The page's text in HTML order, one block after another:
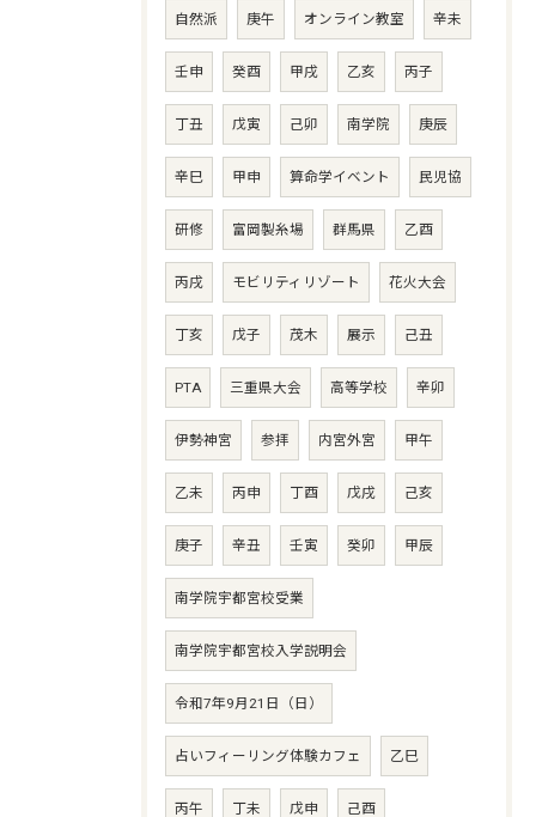
自然派 庚午 オンライン教室 辛未
壬申 癸酉 甲戌 乙亥 丙子
丁丑 戊寅 己卯 南学院 庚辰
辛巳 甲申 算命学イベント 民児協
研修 富岡製糸場 群馬県 乙酉
丙戌 モビリティリゾート 花火大会
丁亥 戊子 茂木 展示 己丑
PTA 三重県大会 高等学校 辛卯
伊勢神宮 参拝 内宮外宮 甲午
乙未 丙申 丁酉 戊戌 己亥
庚子 辛丑 壬寅 癸卯 甲辰
南学院宇都宮校受業
南学院宇都宮校入学説明会
令和7年9月21日（日）
占いフィーリング体験カフェ 乙巳
丙午 丁未 戊申 己酉